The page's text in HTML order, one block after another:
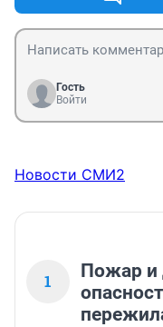
Гость
Войти
Новости СМИ2
1
Пожар и